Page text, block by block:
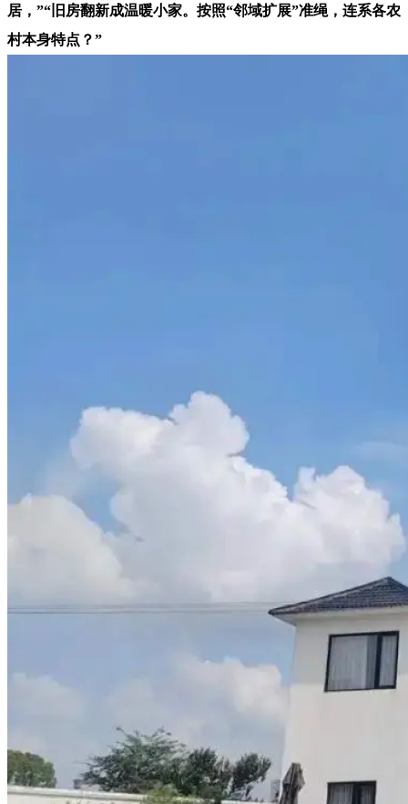
居，”“旧房翻新成温暖小家。按照“邻域扩展”准绳，连系各农
村本身特点？”